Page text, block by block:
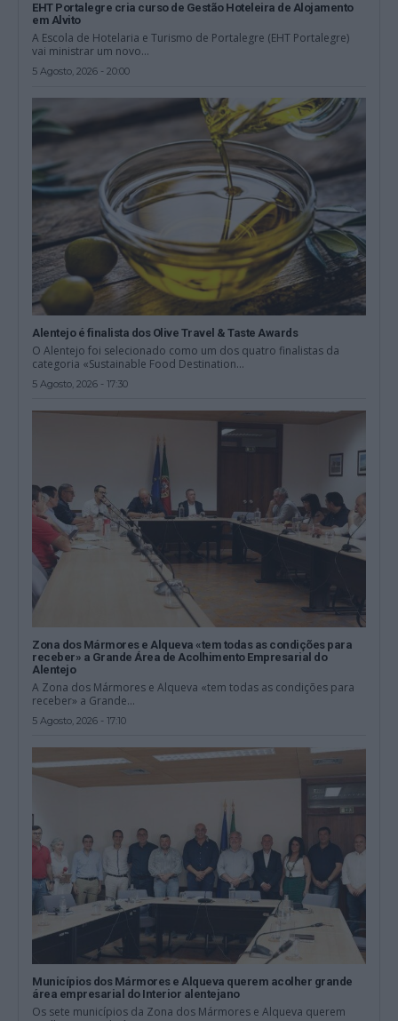
EHT Portalegre cria curso de Gestão Hoteleira de Alojamento
em Alvito
A Escola de Hotelaria e Turismo de Portalegre (EHT Portalegre)
vai ministrar um novo...
5 Agosto, 2026 - 20:00
Alentejo é finalista dos Olive Travel & Taste Awards
O Alentejo foi selecionado como um dos quatro finalistas da
categoria «Sustainable Food Destination...
5 Agosto, 2026 - 17:30
Zona dos Mármores e Alqueva «tem todas as condições para
receber» a Grande Área de Acolhimento Empresarial do
Alentejo
A Zona dos Mármores e Alqueva «tem todas as condições para
receber» a Grande...
5 Agosto, 2026 - 17:10
Municípios dos Mármores e Alqueva querem acolher grande
área empresarial do Interior alentejano
Os sete municípios da Zona dos Mármores e Alqueva querem